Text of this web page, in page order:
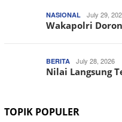
NASIONAL July 29,
Wakapolri
BERITA July 28, 2026
Nilai Langsung
TOPIK POPULER